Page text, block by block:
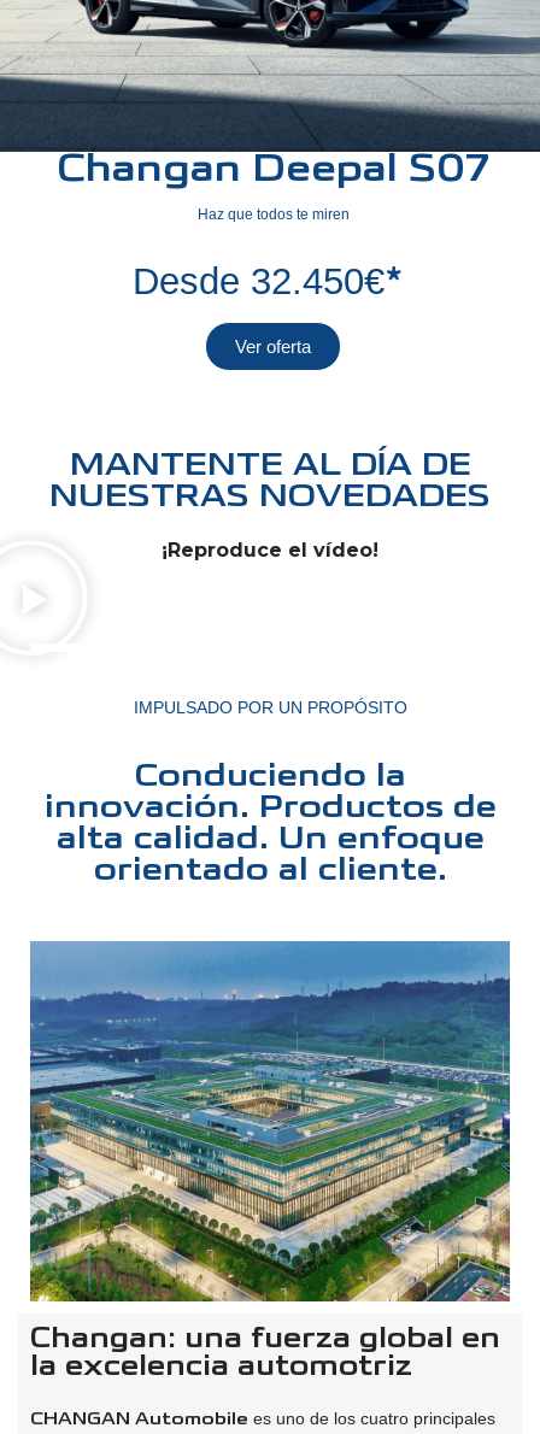
Changan Deepal S07
Haz que todos te miren
Desde 32.450€*
Ver oferta
MANTENTE AL DÍA DE
NUESTRAS NOVEDADES
¡Reproduce el vídeo!
IMPULSADO POR UN PROPÓSITO
Conduciendo la
innovación. Productos de
alta calidad. Un enfoque
orientado al cliente.
Changan: una fuerza global en
la excelencia automotriz
CHANGAN Automobile es uno de los cuatro principales